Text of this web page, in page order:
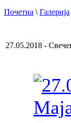
Почетна \Галерија
27.05.2018 -